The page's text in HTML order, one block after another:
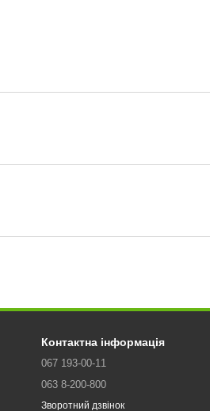
Контактна інформація
067 193-00-11
063 8-200-800
Зворотний дзвінок